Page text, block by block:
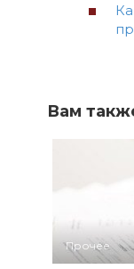
Вам
Прочее